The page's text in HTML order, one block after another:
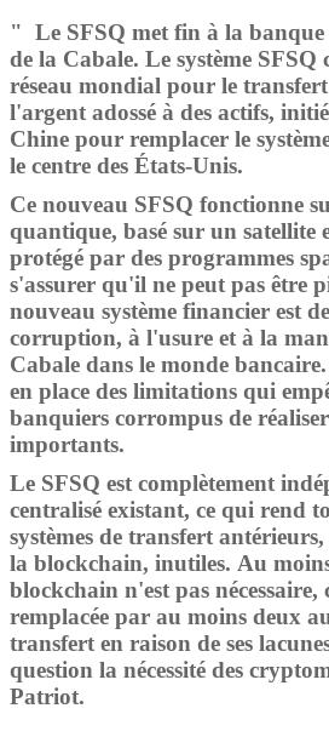
" Le SFSQ met fin à la
de la Cabale. Le système
réseau mondial pour le
l'argent adossé à des actifs,
Chine pour remplacer le
le centre des États-Unis.
Ce nouveau SFSQ fonctionne
quantique, basé sur un satellite
protégé par des programmes
s'assurer qu'il ne peut pas être
nouveau système financier est
corruption, à l'usure et à la
Cabale dans le monde
en place des limitations qui
banquiers corrompus de
importants.
Le SFSQ est complètement
centralisé existant, ce qui rend
systèmes de transfert
la blockchain, inutiles. Au
blockchain n'est pas nécessaire,
remplacée par au moins deux
transfert en raison de ses
question la nécessité des
Patriot.